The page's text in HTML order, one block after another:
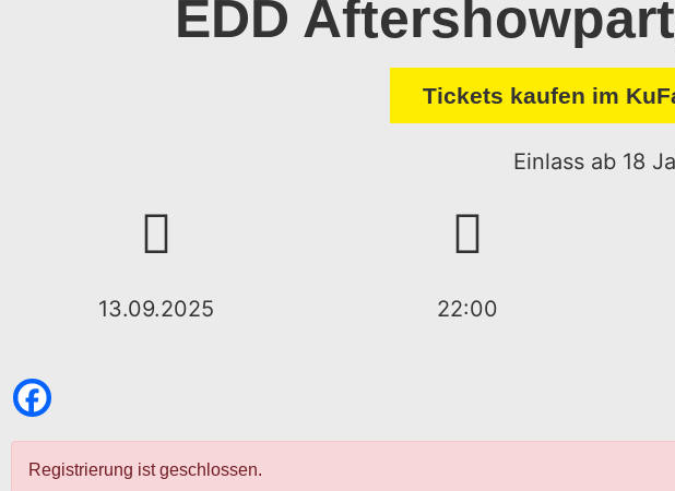
EDD
Tickets kaufen im
Einlass ab 18
13.09.2025 22:00
Registrierung ist geschlossen.